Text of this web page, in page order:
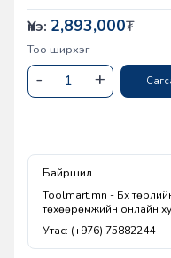
Үнэ: 2,893,000₮
Тоо ширхэг
Байршил
Toolmart.mn - Бүх
төхөөрөмжийн онлайн
Утас: (+976) 75882244